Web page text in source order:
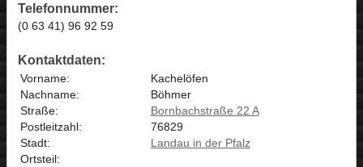
Telefonnummer:
(0 63 41) 96 92 59
Kontaktdaten:
Vorname:
Kachelöfen
Nachname:
Böhmer
Straße:
Bornbachstraße 22 A
Postleitzahl:
76829
Stadt:
Landau in der Pfalz
Ortsteil: